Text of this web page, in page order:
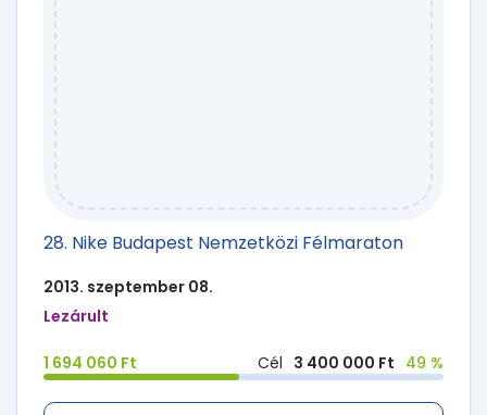
28. Nike Budapest Nemzetközi Félmaraton
2013. szeptember 08.
Lezárult
1 694 060 Ft Cél 3 400 000 Ft 49 %